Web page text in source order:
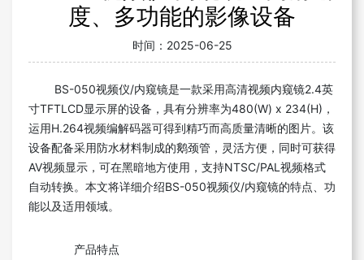
度、多功能的影像设备
时间： 2025-06-25
BS-050视频仪/内窥镜是一款采用高清视频内窥镜2.4英
寸TFTLCD显示屏的设备，具有分辨率为480(W) x 234(H)，
运用H.264视频编解码器可得到精巧而高质量清晰的图片。该
设备配备采用防水材料制成的鹅颈管，灵活方便，同时可获得
AV视频显示，可在黑暗地方使用，支持NTSC/PAL视频格式
自动转换。本文将详细介绍BS-050视频仪/内窥镜的特点、功
能以及适用领域。
产品特点